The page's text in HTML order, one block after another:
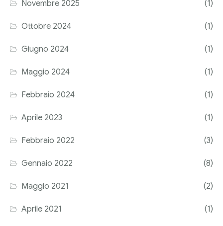
Novembre 2025 (1)
Ottobre 2024 (1)
Giugno 2024 (1)
Maggio 2024 (1)
Febbraio 2024 (1)
Aprile 2023 (1)
Febbraio 2022 (3)
Gennaio 2022 (8)
Maggio 2021 (2)
Aprile 2021 (1)